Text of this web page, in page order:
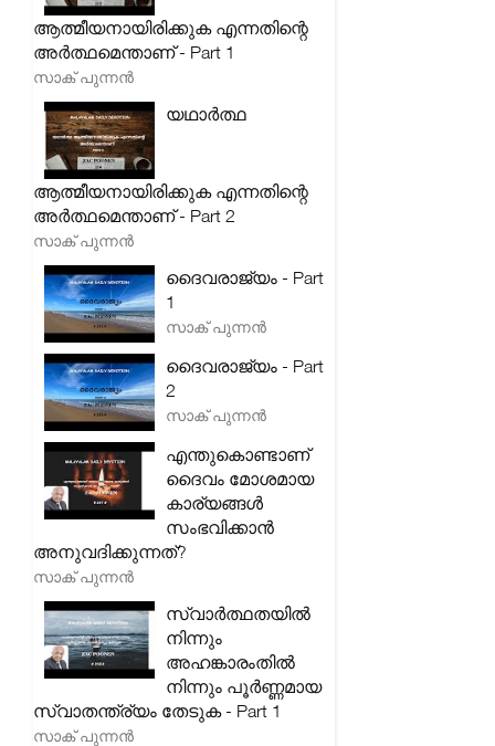
ആത്മീയനായിരിക്കുക എന്നതിന്റെ
അർത്ഥമെന്താണ് - Part 1
സാക് പുന്നൻ
യഥാർത്ഥ
ആത്മീയനായിരിക്കുക എന്നതിന്റെ
അർത്ഥമെന്താണ് - Part 2
സാക് പുന്നൻ
ദൈവരാജ്യം - Part
1
സാക് പുന്നൻ
ദൈവരാജ്യം - Part
2
സാക് പുന്നൻ
എന്തുകൊണ്ടാണ്
ദൈവം മോശമായ
കാര്യങ്ങൾ
സംഭവിക്കാൻ
അനുവദിക്കുന്നത്?
സാക് പുന്നൻ
സ്വാർത്ഥതയിൽ
നിന്നും
അഹങ്കാരംതിൽ
നിന്നും പൂർണ്ണമായ
സ്വാതന്ത്ര്യം തേടുക - Part 1
സാക് പുന്നൻ